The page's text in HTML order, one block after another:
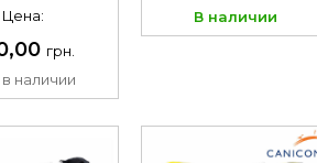
Цена:
грн.
наличии
В наличии